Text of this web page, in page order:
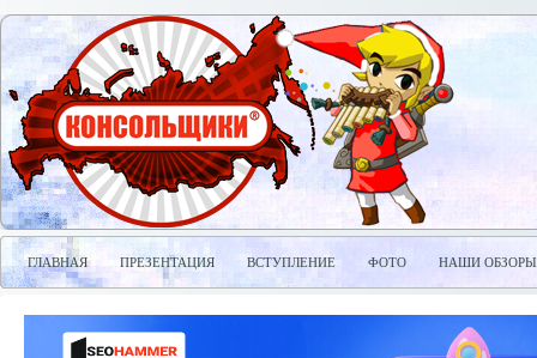
ГЛАВНАЯ ПРЕЗЕНТАЦИЯ ВСТУПЛЕНИЕ ФОТО НАШИ ОБЗОРЫ